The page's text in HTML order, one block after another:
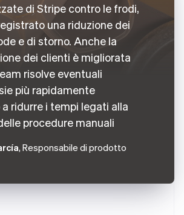
di Stripe contro le frodi,
una riduzione dei
e di storno. Anche la
dei clienti è migliorata
risolve eventuali
più rapidamente
ridurre i tempi legati alla
procedure manuali
, Responsabile di prodotto